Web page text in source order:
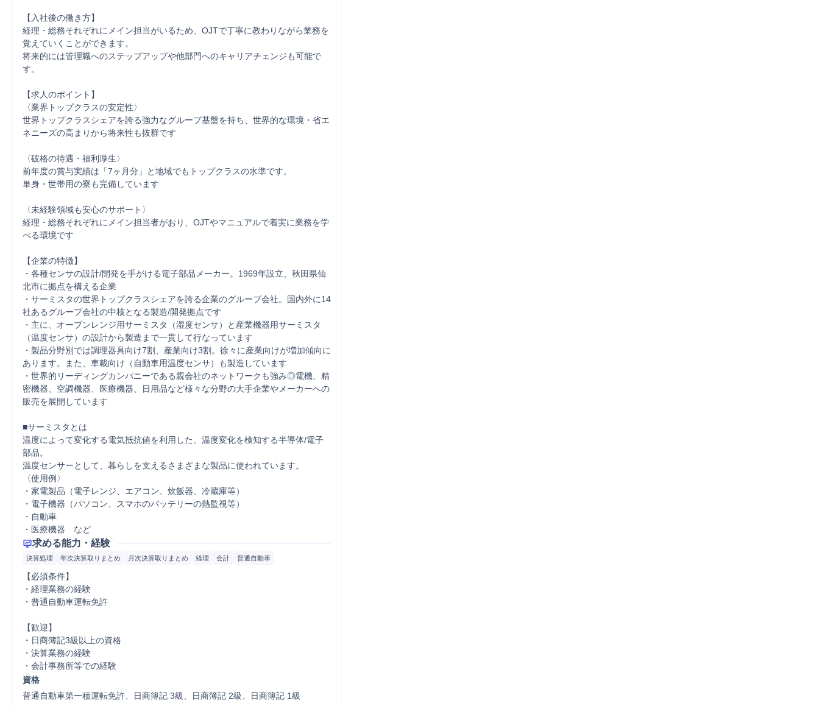
【入社後の働き方】
経理・総務それぞれにメイン担当がいるため、OJTで丁寧に教わりながら業務を
覚えていくことができます。
将来的には管理職へのステップアップや他部門へのキャリアチェンジも可能で
す。
【求人のポイント】
〈業界トップクラスの安定性〉
世界トップクラスシェアを誇る強力なグループ基盤を持ち、世界的な環境・省エ
ネニーズの高まりから将来性も抜群です
〈破格の待遇・福利厚生〉
前年度の賞与実績は「7ヶ月分」と地域でもトップクラスの水準です。
単身・世帯用の寮も完備しています
〈未経験領域も安心のサポート〉
経理・総務それぞれにメイン担当者がおり、OJTやマニュアルで着実に業務を学
べる環境です
【企業の特徴】
・各種センサの設計/開発を手がける電子部品メーカー。1969年設立、秋田県仙
北市に拠点を構える企業
・サーミスタの世界トップクラスシェアを誇る企業のグループ会社。国内外に14
社あるグループ会社の中核となる製造/開発拠点です
・主に、オーブンレンジ用サーミスタ（湿度センサ）と産業機器用サーミスタ
（温度センサ）の設計から製造まで一貫して行なっています
・製品分野別では調理器具向け7割、産業向け3割。徐々に産業向けが増加傾向に
あります。また、車載向け（自動車用温度センサ）も製造しています
・世界的リーディングカンパニーである親会社のネットワークも強み◎電機、精
密機器、空調機器、医療機器、日用品など様々な分野の大手企業やメーカーへの
販売を展開しています
■サーミスタとは
温度によって変化する電気抵抗値を利用した、温度変化を検知する半導体/電子
部品。
温度センサーとして、暮らしを支えるさまざまな製品に使われています。
〈使用例〉
・家電製品（電子レンジ、エアコン、炊飯器、冷蔵庫等）
・電子機器（パソコン、スマホのバッテリーの熱監視等）
・自動車
・医療機器　など
求める能力・経験
決算処理 年次決算取りまとめ 月次決算取りまとめ 経理 会計 普通自動車
【必須条件】
・経理業務の経験
・普通自動車運転免許
【歓迎】
・日商簿記3級以上の資格
・決算業務の経験
・会計事務所等での経験
資格
普通自動車第一種運転免許、日商簿記 3級、日商簿記 2級、日商簿記 1級